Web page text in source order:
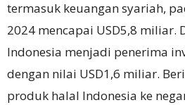
termasuk keuangan syariah,
2024 mencapai USD5,8 miliar.
Indonesia menjadi penerima
dengan nilai USD1,6 miliar.
produk halal Indonesia ke